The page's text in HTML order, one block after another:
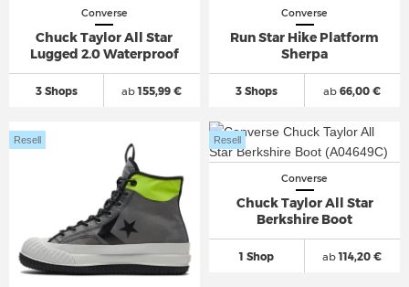
Converse
Chuck Taylor All Star
Lugged 2.0 Waterproof
3 Shops ab155,99 €
Converse
Run Star Hike Platform
Sherpa
3 Shops ab 66,00 €
Resell
Converse
Chuck Taylor All Star
Berkshire Boot
1 Shop
Resell
ab114,20 €